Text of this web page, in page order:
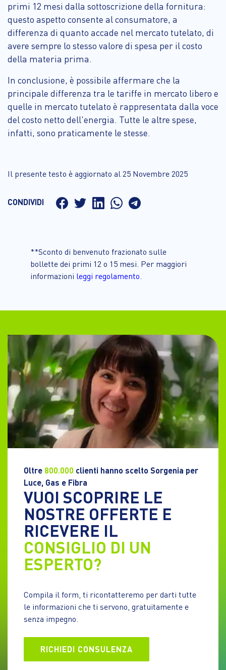
primi 12 mesi dalla sottoscrizione della fornitura:
questo aspetto consente al consumatore, a
differenza di quanto accade nel mercato tutelato, di
avere sempre lo stesso valore di spesa per il costo
della materia prima.
In conclusione, è possibile affermare che la
principale differenza tra le tariffe in mercato libero e
quelle in mercato tutelato è rappresentata dalla voce
del costo netto dell'energia. Tutte le altre spese,
infatti, sono praticamente le stesse.
Il presente testo è aggiornato al 25 Novembre 2025
CONDIVIDI
**Sconto di benvenuto frazionato sulle
bollette dei primi 12 o 15 mesi. Per maggiori
informazioni leggi regolamento.
Oltre 800.000 clienti hanno scelto Sorgenia per
Luce, Gas e Fibra
VUOI SCOPRIRE LE
NOSTRE OFFERTE E
RICEVERE IL
CONSIGLIO DI UN
ESPERTO?
Compila il form, ti ricontatteremo per darti tutte
le informazioni che ti servono, gratuitamente e
senza impegno.
RICHIEDI CONSULENZA